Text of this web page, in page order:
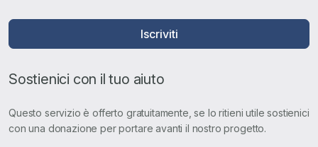
Iscriviti
Sostienici con il tuo aiuto
Questo servizio è offerto gratuitamente, se lo ritieni utile sostienici
con una donazione per portare avanti il nostro progetto.